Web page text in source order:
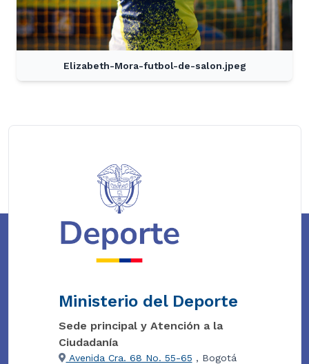
Elizabeth-Mora-futbol-de-salon.jpeg
Ministerio del Deporte
Sede principal y Atención a la
Ciudadanía
Avenida Cra. 68 No. 55-65 , Bogotá